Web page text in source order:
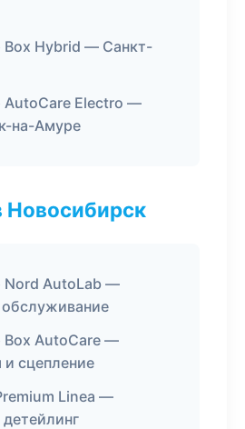
Box Hybrid — Санкт-
AutoCare Electro —
на-Амуре
Новосибирск
Nord AutoLab —
обслуживание
Box AutoCare —
сцепление
Linea —